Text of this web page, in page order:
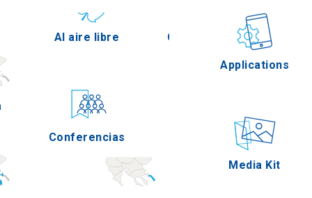
Al aire libre Gastronomía
Conferencias
Applications
Media Kit